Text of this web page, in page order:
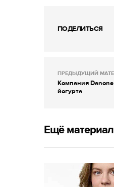
ПОДЕЛИТЬСЯ
ПРЕДЫДУЩИЙ
Компания Danone
йогурта
Ещё